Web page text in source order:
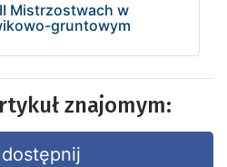
II Mistrzostwach w
gruntowym
znajomym: